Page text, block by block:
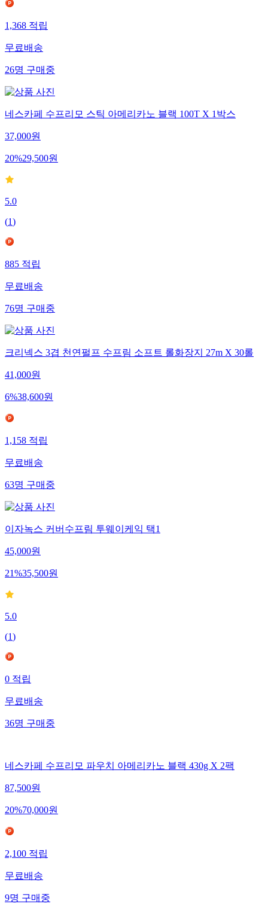
1,368적립
무료배송
26명구매중
네스카페 수프리모 스틱 아메리카노 블랙 100T X 1박스
37,000원
20%29,500원
5.0
(1)
885적립
무료배송
76명구매중
크리넥스 3겹 천연펄프 수프림 소프트 롤화장지 27m X 30롤
41,000원
6%38,600원
1,158적립
무료배송
63명구매중
이자녹스 커버수프림 투웨이케익 택1
45,000원
21%35,500원
5.0
(1)
0적립
무료배송
36명구매중
네스카페 수프리모 파우치 아메리카노 블랙 430g X 2팩
87,500원
20%70,000원
2,100적립
무료배송